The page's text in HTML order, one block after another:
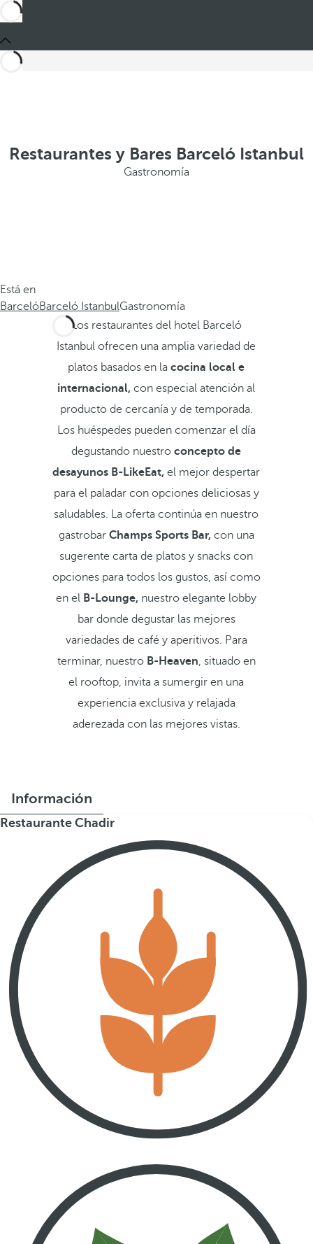
Restaurantes y Bares Barceló Istanbul
Gastronomía
Está en
BarcelóBarceló IstanbulGastronomía
Los restaurantes del hotel Barceló
Istanbul ofrecen una amplia variedad de
platos basados en lacocina local e
internacional, con especial atención al
producto de cercanía y de temporada.
Los huéspedes pueden comenzar el día
degustando nuestroconcepto de
desayunos B-LikeEat,el mejor despertar
para el paladar con opciones deliciosas y
saludables. La oferta continúa en nuestro
gastrobar Champs Sports Bar,con una
sugerente carta de platos y snacks con
opciones para todos los gustos, así como
en el B-Lounge, nuestro elegante lobby
bar donde degustar las mejores
variedades de café y aperitivos. Para
terminar, nuestro B-Heaven, situado en
el rooftop, invita a sumergir en una
experiencia exclusiva y relajada
aderezada con las mejores vistas.
Información
Restaurante Chadir